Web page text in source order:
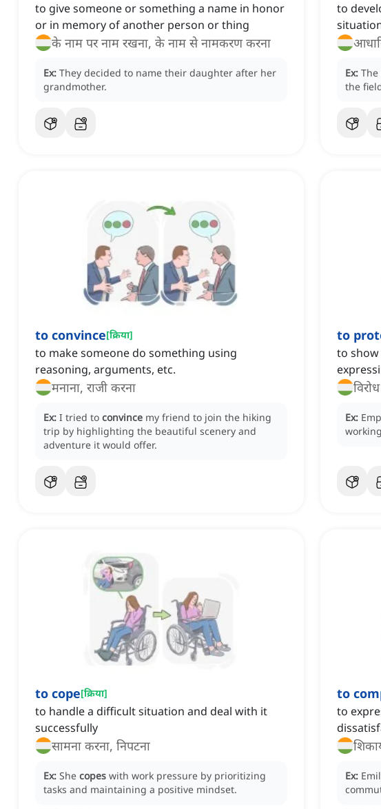
to give someone or something a name in honor
or in memory of another person or thing
के नाम पर नाम रखना, के नाम से नामकरण करना
Ex: They decided to name their daughter after her
grandmother.
to
Ex:
the
to convince[क्रिया]
to make someone do something using
reasoning, arguments, etc.
मनाना, राजी करना
Ex: I tried to convince my friend to join the hiking
trip by highlighting the beautiful scenery and
adventure it would offer.
to
to
Ex:
to cope[क्रिया]
to handle a difficult situation and deal with it
successfully
सामना करना, निपटना
Ex: She copes with work pressure by prioritizing
tasks and maintaining a positive mindset.
to
to
Ex: